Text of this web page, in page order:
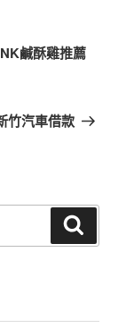
鹹酥雞推薦
竹汽車借款